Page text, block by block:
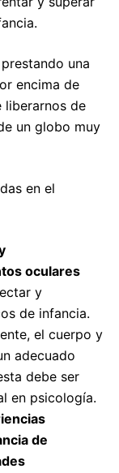
una
encima de
liberarnos de
un globo muy
en el
oculares
y
de infancia.
el cuerpo y
adecuado
debe ser
en psicología.
de